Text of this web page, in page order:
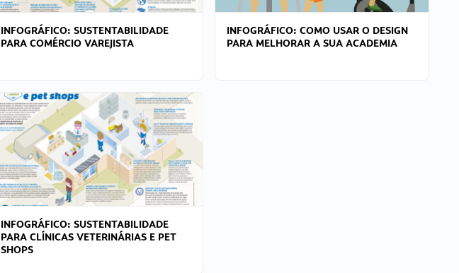
INFOGRÁFICO: SUSTENTABILIDADE
PARA COMÉRCIO VAREJISTA
INFOGRÁFICO: COMO USAR O DESIGN
PARA MELHORAR A SUA ACADEMIA
INFOGRÁFICO: SUSTENTABILIDADE
PARA CLÍNICAS VETERINÁRIAS E PET
SHOPS